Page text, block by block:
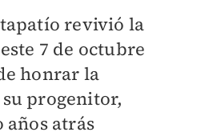
revivió la
7 de octubre
honrar la
progenitor,
atrás